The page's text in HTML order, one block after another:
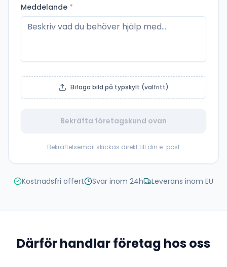
Meddelande *
Bifoga bild på typskylt (valfritt)
Bekräfta företagskund ovan
Bekräftelsemail skickas direkt till din e-post
Kostnadsfri offert Svar inom 24h Leverans inom EU
Därför handlar företag hos oss